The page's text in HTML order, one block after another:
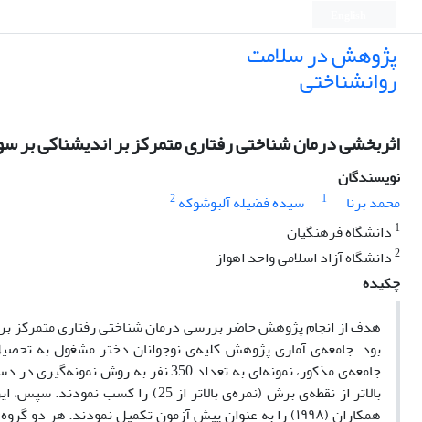
پژوهش در سلامت
روانشناختی
اثربخشی درمان شناختی رفتاری متمرکز بر اندیشناکی بر
نویسندگان
محمد برنا
1 سیده فضیله آلبوشوکه2
1 دانشگاه فرهنگیان
2دانشگاه آزاد اسلامی واحد اهواز
چکیده
هدف از انجام پژوهش حاضر بررسی درمان شناختی رفتاری متمرکز
بالاتر از نقطه‌ی برش (نمره‌ی